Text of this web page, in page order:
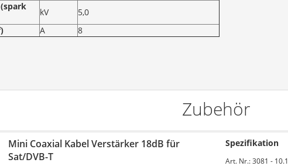
kV
5,0
A 8
Zubehör
Mini Coaxial Kabel Verstärker 18dB für
Sat/DVB-T
Spezifikation
Art. Nr.: 3081 - 10.1